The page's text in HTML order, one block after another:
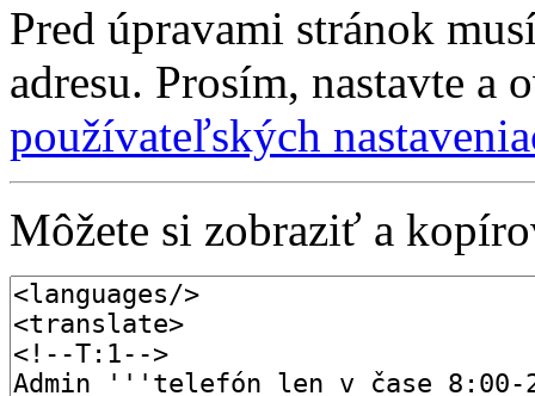
Pred úpravami stránok
adresu. Prosím, nastavte a
používateľských
Môžete si zobraziť a